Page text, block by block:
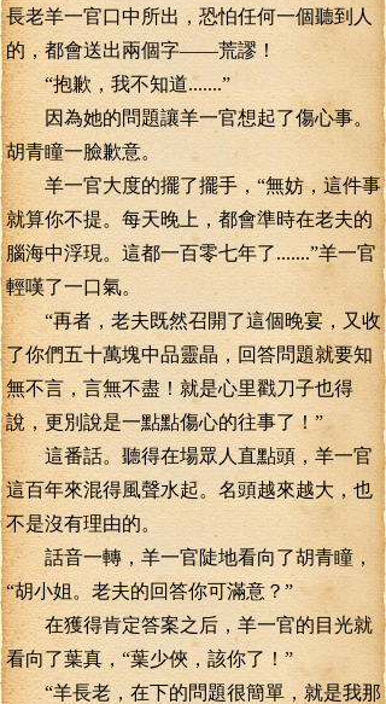
長老羊一官口中所出，恐怕任何一個聽到人
的，都會送出兩個字——荒謬！
“抱歉，我不知道.......”
因為她的問題讓羊一官想起了傷心事。
胡青瞳一臉歉意。
羊一官大度的擺了擺手，“無妨，這件事
就算你不提。每天晚上，都會準時在老夫的
腦海中浮現。這都一百零七年了.......”羊一官
輕嘆了一口氣。
“再者，老夫既然召開了這個晚宴，又收
了你們五十萬塊中品靈晶，回答問題就要知
無不言，言無不盡！就是心里戳刀子也得
說，更別說是一點點傷心的往事了！”
這番話。聽得在場眾人直點頭，羊一官
這百年來混得風聲水起。名頭越來越大，也
不是沒有理由的。
話音一轉，羊一官陡地看向了胡青瞳，
“胡小姐。老夫的回答你可滿意？”
在獲得肯定答案之后，羊一官的目光就
看向了葉真，“葉少俠，該你了！”
“羊長老，在下的問題很簡單，就是我那